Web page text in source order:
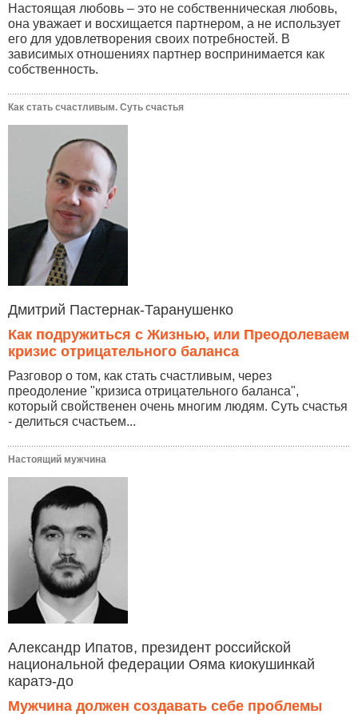
Настоящая любовь – это не собственническая любовь,
она уважает и восхищается партнером, а не использует
его для удовлетворения своих потребностей. В
зависимых отношениях партнер воспринимается как
собственность.
Как стать счастливым. Суть счастья
Дмитрий Пастернак-Таранушенко
Как подружиться с Жизнью, или Преодолеваем
кризис отрицательного баланса
Разговор о том, как стать счастливым, через
преодоление "кризиса отрицательного баланса",
который свойственен очень многим людям. Суть счастья
- делиться счастьем...
Настоящий мужчина
Александр Ипатов, президент российской
национальной федерации Ояма киокушинкай
каратэ-до
Мужчина должен создавать себе проблемы